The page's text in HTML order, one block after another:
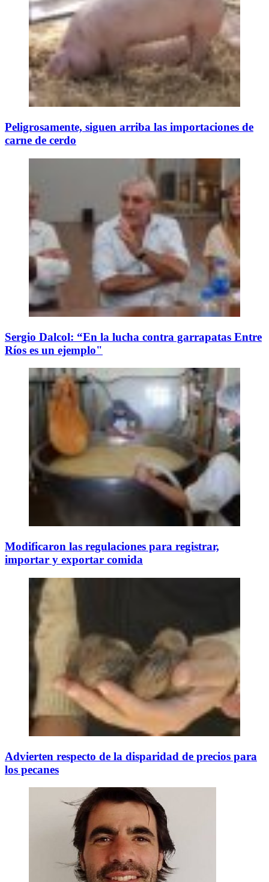
Peligrosamente, siguen arriba las importaciones de
carne de cerdo
Sergio Dalcol: “En la lucha contra garrapatas Entre
Ríos es un ejemplo"
Modificaron las regulaciones para registrar,
importar y exportar comida
Advierten respecto de la disparidad de precios para
los pecanes